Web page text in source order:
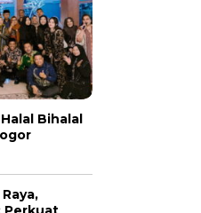
Bihalal